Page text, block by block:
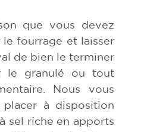
que vous devez
fourrage et laisser
de bien le terminer
le granulé ou tout
Nous vous
placer à disposition
sel riche en apports